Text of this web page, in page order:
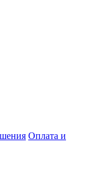
Оплата и